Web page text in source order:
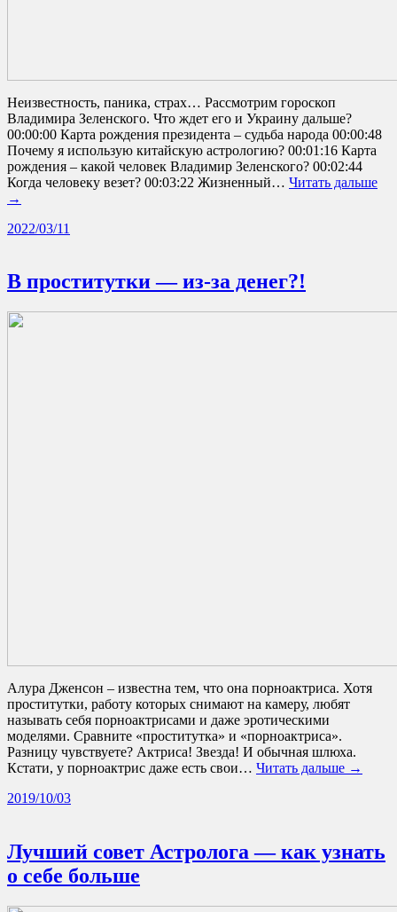
Неизвестность, паника, страх… Рассмотрим гороскоп
Владимира Зеленского. Что ждет его и Украину дальше?
00:00:00 Карта рождения президента – судьба народа 00:00:48
Почему я использую китайскую астрологию? 00:01:16 Карта
рождения – какой человек Владимир Зеленского? 00:02:44
Когда человеку везет? 00:03:22 Жизненный… Читать дальше
→
2022/03/11
В проститутки — из-за денег?!
Алура Дженсон – известна тем, что она порноактриса. Хотя
проститутки, работу которых снимают на камеру, любят
называть себя порноактрисами и даже эротическими
моделями. Сравните «проститутка» и «порноактриса».
Разницу чувствуете? Актриса! Звезда! И обычная шлюха.
Кстати, у порноактрис даже есть свои… Читать дальше →
2019/10/03
Лучший совет Астролога — как узнать
о себе больше